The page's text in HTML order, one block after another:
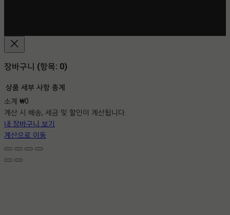
장바구니 (항목: 0)
장
바
구
니
에
상품 세부 사항 총계
소계 ₩0
계산 시 배송, 세금 및 할인이 계산됩니다.
내 장바구니 보기
계산으로 이동